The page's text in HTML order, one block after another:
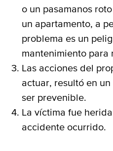
o un pasamanos
un apartamento, a
problema es un
mantenimiento para
Las acciones del
actuar, resultó en
ser prevenible.
La víctima fue
accidente ocurrido.